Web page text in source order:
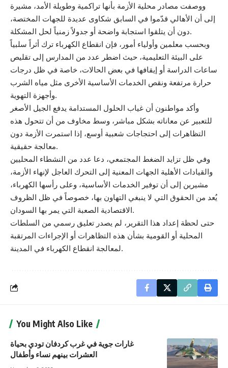
ووصفت مصادر محلية الأزمة بأنها تراكمية وطويلة الأمد، مشيرة
إلى أن الأهالي قدّموا في السابق شكاوى عديدة للجهات المختصة،
دون أن يتلقوا استجابة واضحة أو جدولاً زمنياً لحل المشكلة.
وبحسب معلمين وأولياء أمور، فإن انقطاع الكهرباء ترك أثراً سلبياً
على البيئة التعليمية، حيث اضطر عدد من المدارس إلى تقليص
ساعات الدراسة أو إيقافها في بعض الحالات، خاصة في ظل درجات
حرارة مرتفعة ونقص الخدمات الأساسية الأخرى مثل مياه الشرب
وأجهزة التهوية.
وأكد مواطنون أن غياب الحلول المستدامة يدفع الجيل الأصغر
للتعبير عن معاناته بشكل مباشر، وسط مخاوف من أن تتحول هذه
التظاهرات إلى احتجاجات شعبية أوسع، إذا استمرت الأزمة دون
معالجة حقيقية.
وفي ظل تزايد الضغط المجتمعي، دعا عدد من النشطاء المحليين
والقيادات الأهلية الجهات المعنية إلى التحرك العاجل لإنهاء الأزمة،
مشيرين إلى أن توفير الخدمات الأساسية، وعلى رأسها الكهرباء،
يُعد من الحقوق التي لا ينبغي التهاون بها، خصوصاً في ظل الظروف
الاقتصادية الصعبة التي يمر بها السودان.
حتى لحظة إعداد هذا التقرير، لم يصدر تعليق رسمي من السلطات
المحلية أو القومية بشأن هذه التظاهرات أو الإجراءات المرتقبة
لمعالجة انقطاع الكهرباء في المدينة.
You Might Also Like
غارات جوية في غرب كردفان تودي بحياة
العشرات بينهم نساء وأطفال